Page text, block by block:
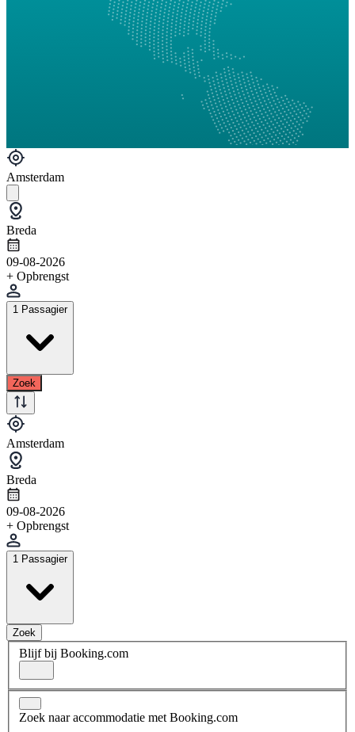
Amsterdam
Breda
09-08-2026
+ Opbrengst
1 Passagier
Zoek
Amsterdam
Breda
09-08-2026
+ Opbrengst
1 Passagier
Zoek
Blijf bij Booking.com
Zoek naar accommodatie met Booking.com